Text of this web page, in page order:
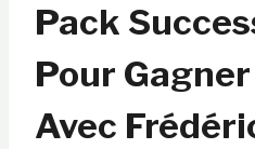
Pack
Pour
Avec